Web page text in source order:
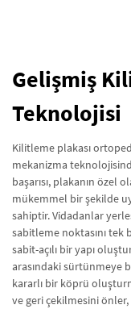
Gelişmiş
Teknolojisi
Kilitleme plakası
mekanizma
başarısı, plakanın özel
mükemmel bir şekilde
sahiptir. Vidadanlar
sabitleme noktasını
sabit-açılı bir yapı
arasındaki sürtünmeye
kararlı bir köprü
ve geri çekilmesini